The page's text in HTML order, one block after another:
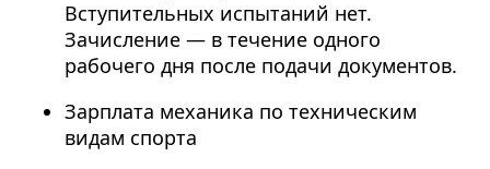
Вступительных испытаний нет.
Зачисление — в течение одного
рабочего дня после подачи документов.
Зарплата механика по техническим
видам спорта